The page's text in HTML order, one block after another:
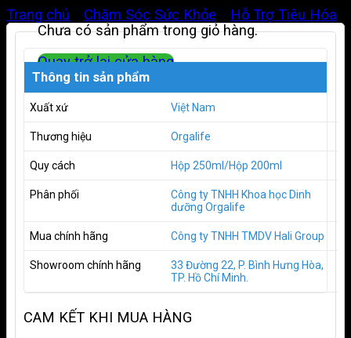
Chưa có sản phẩm trong giỏ hàng.
Quay trở lại cửa hàng
Trang chủ
Chăm Sóc Sức Khỏe Hỗ Trợ Tiêu Hóa
Thông tin sản phẩm
Xuất xứ Việt Nam
Thương hiệu Orgalife
Quy cách Hộp 250ml/Hộp 200ml
Phân phối
Công ty TNHH Khoa học Dinh
dưỡng Orgalife
Mua chính hãng Công ty TNHH TMDV Hali Group
Showroom chính hãng
33 Đường 22, P. Bình Hưng Hòa,
TP. Hồ Chí Minh.
CAM KẾT KHI MUA HÀNG